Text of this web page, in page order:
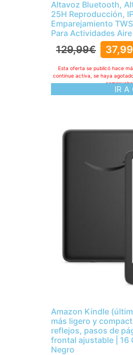
Altavoz Bluetooth,
25H Reproducción,
Emparejamiento
Para Actividades
129,99€ 37,99
IR A
Esta oferta se publicó hace
continue activa, se haya
Amazon Kindle
más ligero y
reflejos, pasos de
frontal ajustable | 16
Negro